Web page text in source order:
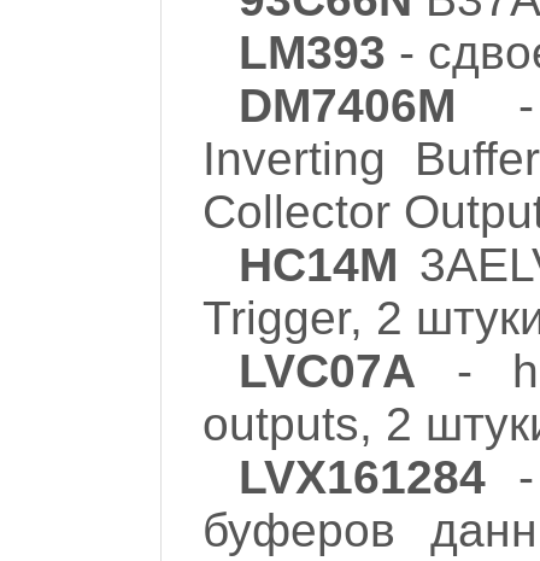
LM393 -
DM7406M -
Inverting
Collector
HC14M
Trigger, 2
LVC07A -
outputs, 2
LVX161284 -
буферов